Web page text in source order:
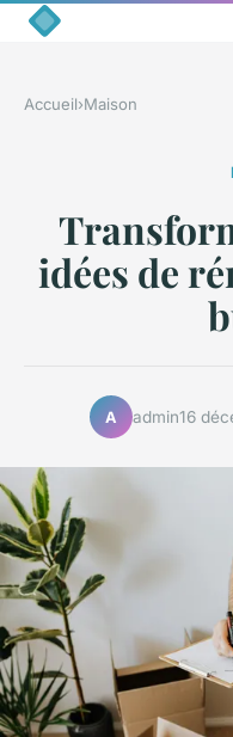
Accueil›Maison
idées de
A admin16